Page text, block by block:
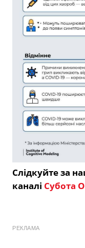
Слідкуйте за
каналі Субота
РЕКЛАМА